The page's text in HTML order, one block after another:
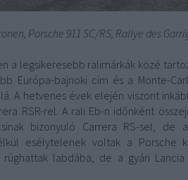
Porsche 911 SC/RS, Rallye des
a legsikeresebb ralimárkák közé
Európa-bajnoki cím és a Monte-
A hetvenes évek elején viszont
RSR-rel. A rali Eb-n időnként
bizonyuló Carrera RS-sel, de
esélytelenek voltak a Porsche
labdába, de a gyári